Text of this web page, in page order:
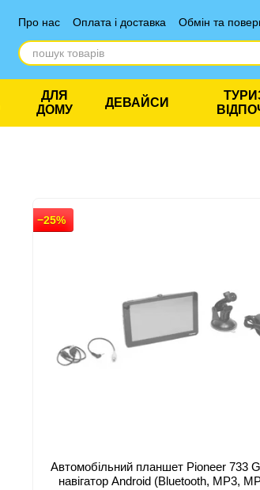
Про нас Оплата і доставка Обмін та
Відгуки про магазин
ДЛЯ
ДОМУ
ДЕВАЙСИ
−25%
Автомобільний планшет Pioneer 733
навігатор Android (Bluetooth, MP3,